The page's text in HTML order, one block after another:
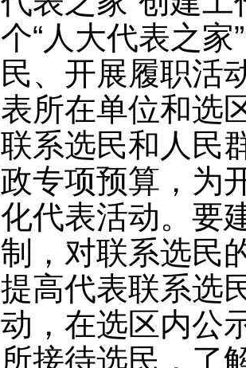
个“人大代表之
民、开展履职活
表所在单位和选
联系选民和人民
政专项预算，为
化代表活动。要
制，对联系选民
提高代表联系选
动，在选区内公
所接待选民，了